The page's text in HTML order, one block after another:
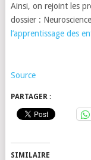
Ainsi, on rejoint les
dossier :
l’apprentissage des
Source
PARTAGER :
SIMILAIRE